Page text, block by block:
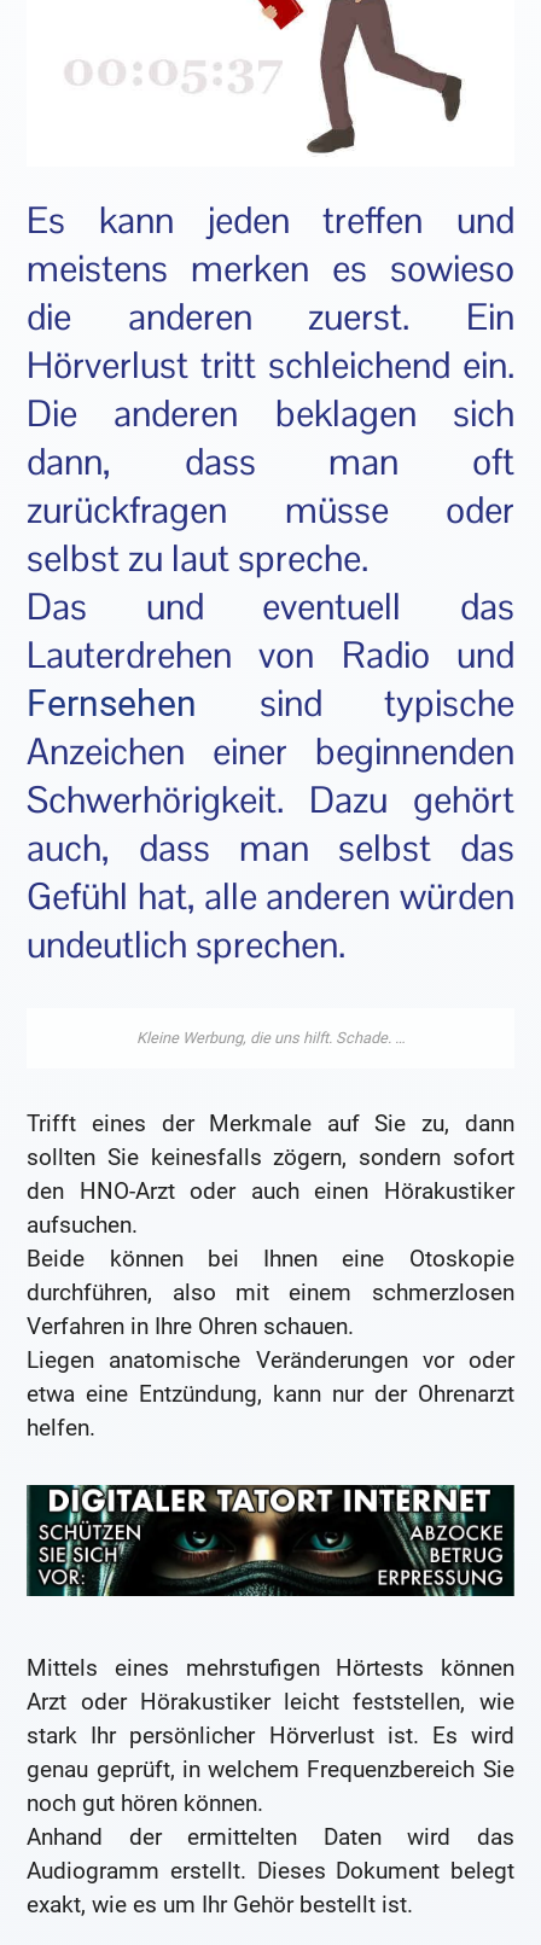
Es kann jeden treffen und
meistens merken es sowieso
die anderen zuerst. Ein
Hörverlust tritt schleichend ein.
Die anderen beklagen sich
dann, dass man oft
zurückfragen müsse oder
selbst zu laut spreche.
Das und eventuell das
Lauterdrehen von Radio und
Fernsehen
sind typische
Anzeichen einer beginnenden
Schwerhörigkeit. Dazu gehört
auch, dass man selbst das
Gefühl hat, alle anderen würden
undeutlich sprechen.
Trifft eines der Merkmale auf Sie zu, dann
sollten Sie keinesfalls zögern, sondern sofort
den HNO-Arzt oder auch einen Hörakustiker
aufsuchen.
Beide können bei Ihnen eine Otoskopie
durchführen, also mit einem schmerzlosen
Verfahren in Ihre Ohren schauen.
Liegen anatomische Veränderungen vor oder
etwa eine Entzündung, kann nur der Ohrenarzt
helfen.
Mittels eines mehrstufigen Hörtests können
Arzt oder Hörakustiker leicht feststellen, wie
stark Ihr persönlicher Hörverlust ist. Es wird
genau geprüft, in welchem Frequenzbereich Sie
noch gut hören können.
Anhand der ermittelten Daten wird das
Audiogramm erstellt. Dieses Dokument belegt
exakt, wie es um Ihr Gehör bestellt ist.